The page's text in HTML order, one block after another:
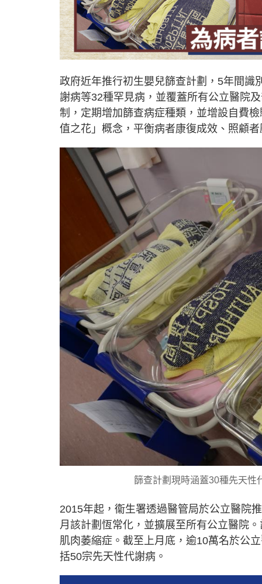
政府近年推行初生嬰兒篩查計劃，5年間識
謝病等32種罕見病，並覆蓋所有公立醫院
制，定期增加篩查病症種類，並增設自費
值之花」概念，平衡病者康復成效、照顧
篩查計劃現時涵蓋30種先天性
2015年起，衞生署透過醫管局於公立醫院
月該計劃恆常化，並擴展至所有公立醫院
肌肉萎縮症。截至上月底，逾10萬名於公
括50宗先天性代謝病。